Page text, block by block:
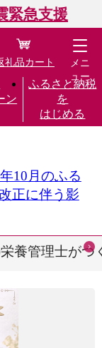
緊急支援
ン
ふるさと納税
を
はじめる
礼品カート
メニ
ュー
10月のふる
正に伴う影
養管理士がつ